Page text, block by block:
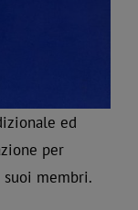
ed
per
membri.